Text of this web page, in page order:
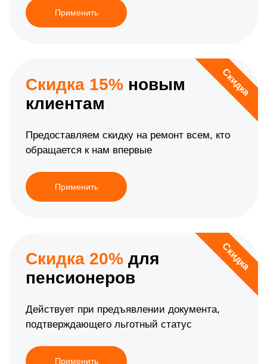
Применить
Скидка
Скидка 15% новым
клиентам
Предоставляем скидку на ремонт всем, кто
обращается к нам впервые
Применить
Скидка
Скидка 20% для
пенсионеров
Действует при предъявлении документа,
подтверждающего льготный статус
Применить